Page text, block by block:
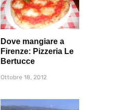
Dove mangiare a
Firenze: Pizzeria Le
Bertucce
Ottobre 18, 2012